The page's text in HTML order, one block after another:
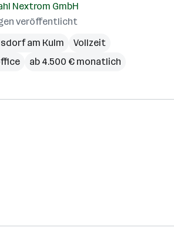
Nextrom GmbH
veröffentlicht
am Kulm
Vollzeit
ab 4.500 € monatlich